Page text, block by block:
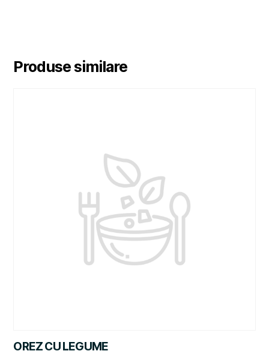
Produse similare
OREZ CU LEGUME